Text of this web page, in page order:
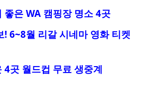
좋은 WA 캠핑장 명소 4곳
! 6~8월 리갈 시네마 영화 티켓
4곳 월드컵 무료 생중계